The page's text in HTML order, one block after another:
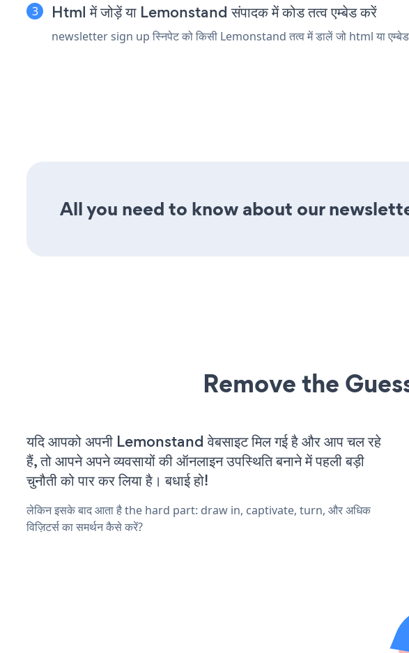
Html में जोड़ें या Lemonstand संपादक में कोड तत्व एम्बेड करें
newsletter sign up स्निपेट को किसी Lemonstand तत्व में डालें जो html या
All you need to know about our
Remove the
यदि आपको अपनी Lemonstand वेबसाइट मिल गई है और आप चल रहे
हैं, तो आपने अपने व्यवसायों की ऑनलाइन उपस्थिति बनाने में पहली बड़ी
चुनौती को पार कर लिया है। बधाई हो!
लेकिन इसके बाद आता है the hard part: draw in, captivate, turn, और अधिक
विज़िटर्स का समर्थन कैसे करें?